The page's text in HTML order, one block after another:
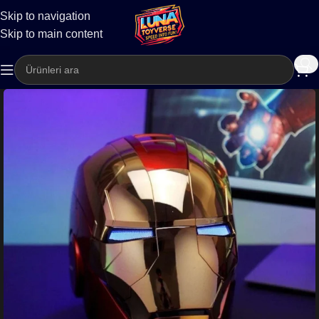
Skip to navigation
Skip to main content
Kargo